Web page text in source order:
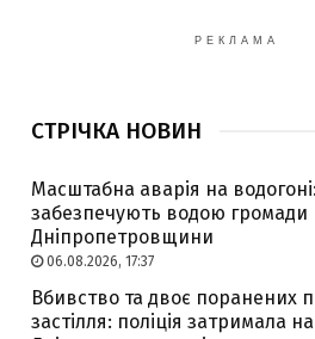
РЕКЛАМА
СТРІЧКА НОВИН
Масштабна аварія на
забезпечують водою громади
Дніпропетровщини
06.08.2026, 17:37
Вбивство та двоє поранених
застілля: поліція затримала